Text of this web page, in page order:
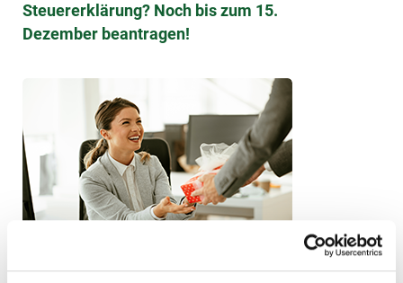
Steuererklärung? Noch bis zum 15.
Dezember beantragen!